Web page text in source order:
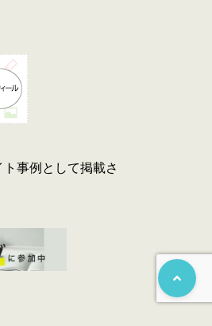
ト事例として掲載さ